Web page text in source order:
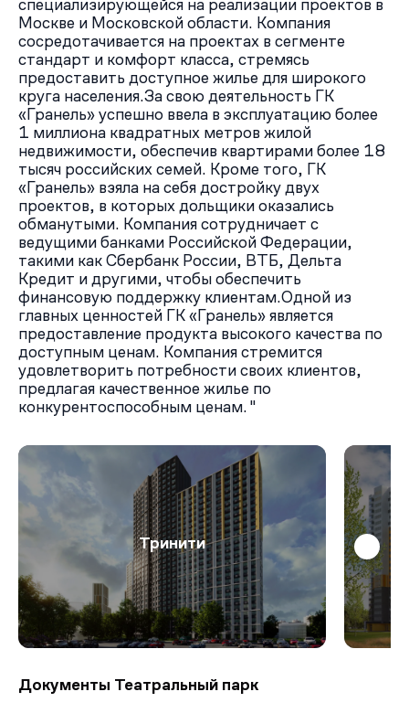
специализирующейся на реализации проектов в
Москве и Московской области. Компания
сосредотачивается на проектах в сегменте
стандарт и комфорт класса, стремясь
предоставить доступное жилье для широкого
круга населения.За свою деятельность ГК
«Гранель» успешно ввела в эксплуатацию более
1 миллиона квадратных метров жилой
недвижимости, обеспечив квартирами более 18
тысяч российских семей. Кроме того, ГК
«Гранель» взяла на себя достройку двух
проектов, в которых дольщики оказались
обманутыми. Компания сотрудничает с
ведущими банками Российской Федерации,
такими как Сбербанк России, ВТБ, Дельта
Кредит и другими, чтобы обеспечить
финансовую поддержку клиентам.Одной из
главных ценностей ГК «Гранель» является
предоставление продукта высокого качества по
доступным ценам. Компания стремится
удовлетворить потребности своих клиентов,
предлагая качественное жилье по
конкурентоспособным ценам."
Тринити
Документы Театральный парк